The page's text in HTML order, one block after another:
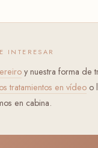
INTERESAR
y nuestra forma de
tratamientos en vídeo o
en cabina.